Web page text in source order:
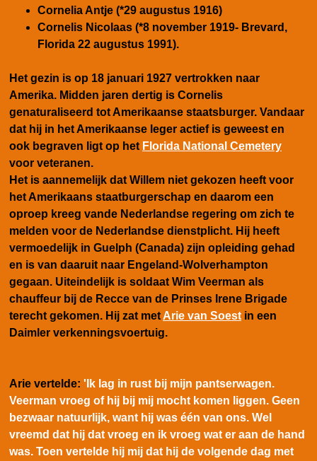
Cornelia Antje (*29 augustus 1916)
Cornelis Nicolaas (*8 november 1919- Brevard,
Florida 22 augustus 1991).
Het gezin is op 18 januari 1927 vertrokken naar
Amerika. Midden jaren dertig is Cornelis
genaturaliseerd tot Amerikaanse staatsburger. Vandaar
dat hij in het Amerikaanse leger actief is geweest en
ook begraven ligt op het Florida National Cemetery
voor veteranen.
Het is aannemelijk dat Willem niet gekozen heeft voor
het Amerikaans staatburgerschap en daarom een
oproep kreeg vande Nederlandse regering om zich te
melden voor de Nederlandse dienstplicht. Hij heeft
vermoedelijk in Guelph (Canada) zijn opleiding gehad
en is van daaruit naar Engeland-Wolverhampton
gegaan. Uiteindelijk is soldaat Wim Veerman als
chauffeur bij de Recce van de Prinses Irene Brigade
terecht gekomen. Hij zat met Arie van Soest in een
Daimler verkenningsvoertuig.
Arie vertelde: 'Ik lag in rust bij mijn pantserwagen.
Veerman vroeg of hij bij mij mocht komen liggen. Geen
bezwaar natuurlijk, want hij was één van ons. Wel
vreemd dat hij dat vroeg en ik vroeg wat er aan de hand
was. Toen vertelde hij mij dat hij de volgende dag met